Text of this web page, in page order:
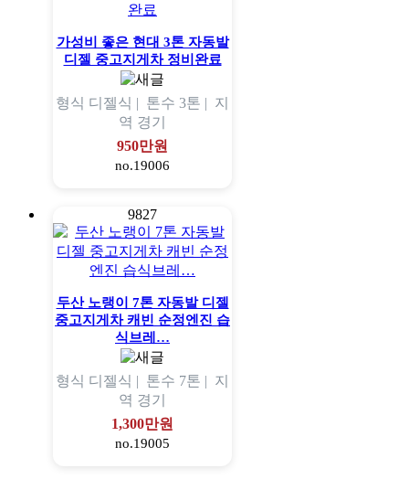
가성비 좋은 현대 3톤 자동발
디젤 중고지게차 정비완료
형식 디젤식 | 톤수 3톤 | 지
역 경기
950만원
no.19006
9827
두산 노랭이 7톤 자동발 디젤
중고지게차 캐빈 순정엔진 습
식브레…
형식 디젤식 | 톤수 7톤 | 지
역 경기
1,300만원
no.19005